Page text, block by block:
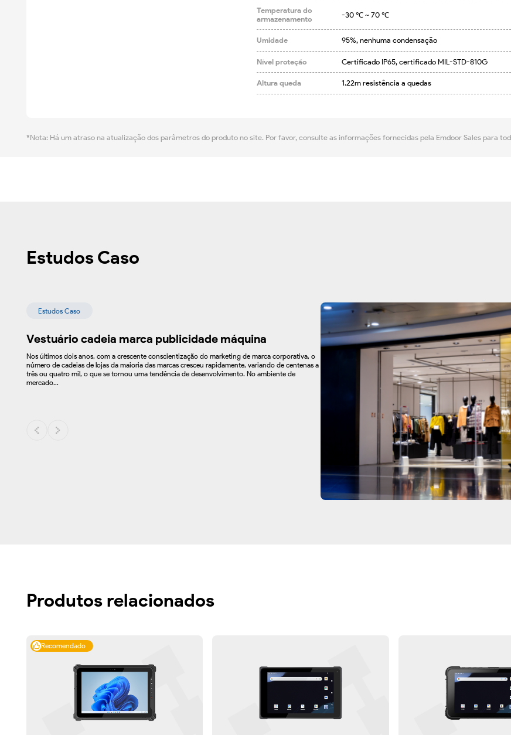
Temperatura do
armazenamento
-30 ℃ ~ 70 ℃
Umidade 95%, nenhuma condensação
Nível proteção Certificado IP65, certificado MIL-STD-810G
Altura queda 1.22m resistência a quedas
*Nota: Há um atraso na atualização dos parâmetros do produto no site. Por favor, consulte as informações fornecidas pela Emdoor Sales para
Estudos Caso
Estudos Caso
Vestuário cadeia marca publicidade máquina
Nos últimos dois anos, com a crescente conscientização do marketing de marca corporativa, o
número de cadeias de lojas da maioria das marcas cresceu rapidamente, variando de centenas a
três ou quatro mil, o que se tornou uma tendência de desenvolvimento. No ambiente de
mercado...
Produtos relacionados
Recomendado